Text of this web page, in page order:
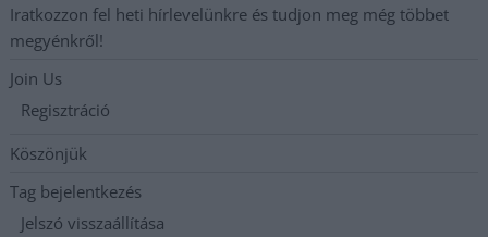
Iratkozzon fel heti hírlevelünkre és tudjon meg még többet
megyénkről!
Join Us
Regisztráció
Köszönjük
Tag bejelentkezés
Jelszó visszaállítása